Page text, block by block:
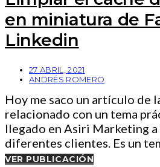
en miniatura de
Linkedin
27 ABRIL, 2021
ANDRÉS ROMERO
Hoy me saco un artículo de
relacionado con un tema
llegado en Asiri Marketing a
diferentes clientes. Es un
VER PUBLICACIÓN